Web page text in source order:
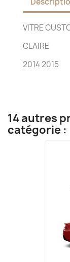
VITRE
CLAIRE
2014 2015
14 autres
catégorie :